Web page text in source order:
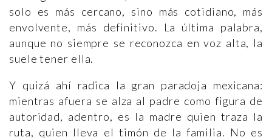
solo es más cercano, sino más cotidiano, más
envolvente, más definitivo. La última palabra,
aunque no siempre se reconozca en voz alta, la
suele tener ella.
Y quizá ahí radica la gran paradoja mexicana:
mientras afuera se alza al padre como figura de
autoridad, adentro, es la madre quien traza la
ruta, quien lleva el timón de la familia. No es